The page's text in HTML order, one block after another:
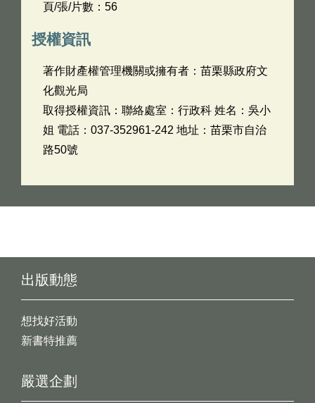
頁/張/片數：56
授權資訊
著作財產權管理機關或擁有者：苗栗縣政府文
化觀光局
取得授權資訊：聯絡處室：行政科 姓名：吳小
姐 電話：037-352961-242 地址：苗栗市自治
路50號
出版動態
想找好活動
新書特推薦
嚴選企劃